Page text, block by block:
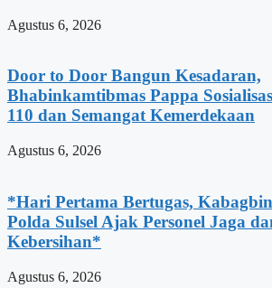
Agustus 6, 2026
Door to Door Bangun Kesadaran,
Bhabinkamtibmas Pappa
110 dan Semangat Kemerdekaan
Agustus 6, 2026
*Hari Pertama Bertugas,
Polda Sulsel Ajak Personel Jaga
Kebersihan*
Agustus 6, 2026